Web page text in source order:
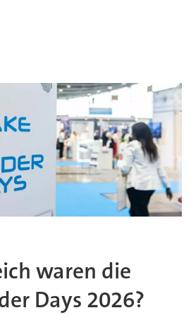
waren die
Days 2026?